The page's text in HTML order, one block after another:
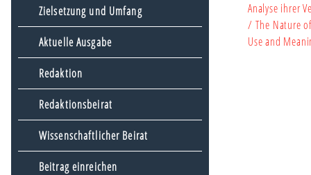
Zielsetzung und Umfang
Aktuelle Ausgabe
Redaktion
Redaktionsbeirat
Wissenschaftlicher Beirat
Beitrag einreichen
Analyse ihrer
/ The Nature
Use and